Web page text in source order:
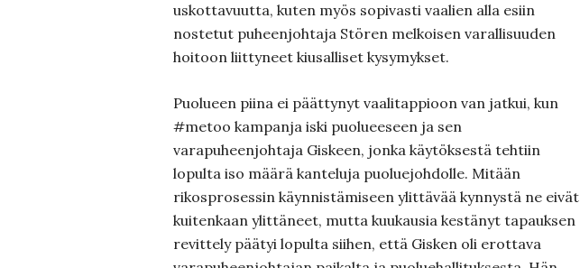
uskottavuutta, kuten myös sopivasti vaalien alla esiin
nostetut puheenjohtaja Stören melkoisen varallisuuden
hoitoon liittyneet kiusalliset kysymykset.
Puolueen piina ei päättynyt vaalitappioon van jatkui, kun
#metoo kampanja iski puolueeseen ja sen
varapuheenjohtaja Giskeen, jonka käytöksestä tehtiin
lopulta iso määrä kanteluja puoluejohdolle. Mitään
rikosprosessin käynnistämiseen ylittävää kynnystä ne eivät
kuitenkaan ylittäneet, mutta kuukausia kestänyt tapauksen
revittely päätyi lopulta siihen, että Gisken oli erottava